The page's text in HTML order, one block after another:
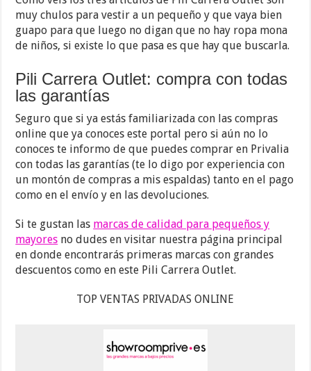
muy chulos para vestir a un pequeño y que vaya bien
guapo para que luego no digan que no hay ropa mona
de niños, si existe lo que pasa es que hay que buscarla.
Pili Carrera Outlet: compra con todas
las garantías
Seguro que si ya estás familiarizada con las compras
online que ya conoces este portal pero si aún no lo
conoces te informo de que puedes comprar en Privalia
con todas las garantías (te lo digo por experiencia con
un montón de compras a mis espaldas) tanto en el pago
como en el envío y en las devoluciones.
Si te gustan las marcas de calidad para pequeños y
mayores no dudes en visitar nuestra página principal
en donde encontrarás primeras marcas con grandes
descuentos como en este Pili Carrera Outlet.
TOP VENTAS PRIVADAS ONLINE